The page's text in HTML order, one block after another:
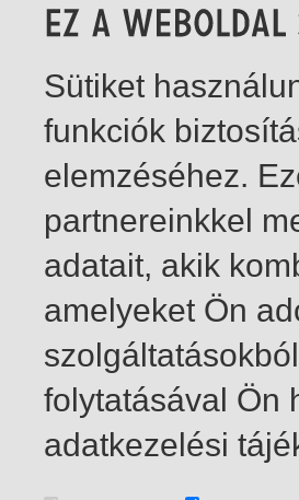
1-14 / insgesamt 14 Treffer
Sütiket
funkciók
elemzéséhez.
partnereinkkel
adatait, akik
amelyeket Ön
folytatásával Ön
adatkezelési